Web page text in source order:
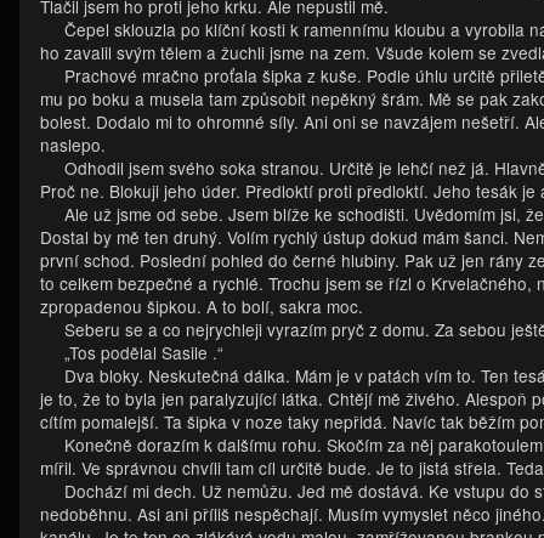
Tlačil jsem ho proti jeho krku. Ale nepustil mě.
Čepel sklouzla po klíční kosti k ramennímu kloubu a vyrobila
ho zavalil svým tělem a žuchli jsme na zem. Všude kolem se
Prachové mračno proťala šipka z kuše. Podle úhlu určitě
mu po boku a musela tam způsobit nepěkný šrám. Mě se pak
bolest. Dodalo mi to ohromné síly. Ani oni se navzájem nešetří.
naslepo.
Odhodil jsem svého soka stranou. Určitě je lehčí než já.
Proč ne. Blokuji jeho úder. Předloktí proti předloktí. Jeho tesák
Ale už jsme od sebe. Jsem blíže ke schodišti. Uvědomím jsi,
Dostal by mě ten druhý. Volím rychlý ústup dokud mám šanci.
první schod. Poslední pohled do černé hlubiny. Pak už jen rány
to celkem bezpečné a rychlé. Trochu jsem se řízl o
zpropadenou šipkou. A to bolí, sakra moc.
Seberu se a co nejrychleji vyrazím pryč z domu. Za sebou
„Tos podělal Sasile .“
Dva bloky. Neskutečná dálka. Mám je v patách vím to. Ten
je to, že to byla jen paralyzující látka. Chtějí mě živého. Alespoň
cítím pomalejší. Ta šipka v noze taky nepřidá. Navíc tak běžím
Konečně dorazím k dalšímu rohu. Skočím za něj
mířil. Ve správnou chvíli tam cíl určitě bude. Je to jistá střela.
Dochází mi dech. Už nemůžu. Jed mě dostává. Ke vstupu
nedoběhnu. Asi ani příliš nespěchají. Musím vymyslet něco